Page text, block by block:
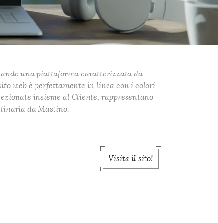
una piattaforma caratterizzata da
web è perfettamente in linea con i colori
insieme al Cliente, rappresentano
da Mastino.
Visita il sito!